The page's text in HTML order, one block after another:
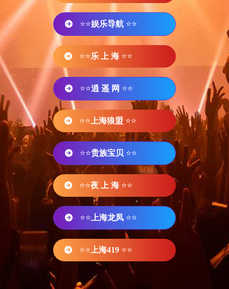
⭐⭐娱乐导航 ⭐⭐
⭐⭐乐 上 海 ⭐⭐
⭐⭐逍 遥 网 ⭐⭐
⭐⭐ 上海狼盟 ⭐⭐
⭐⭐贵族宝贝 ⭐⭐
⭐⭐夜 上 海 ⭐⭐
⭐⭐ 上海龙凤 ⭐⭐
⭐⭐ 上海419 ⭐⭐